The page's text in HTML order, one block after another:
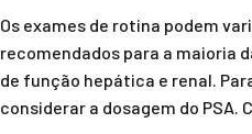
Os exames de rotina podem
recomendados para a maioria
de função hepática e renal.
considerar a dosagem do